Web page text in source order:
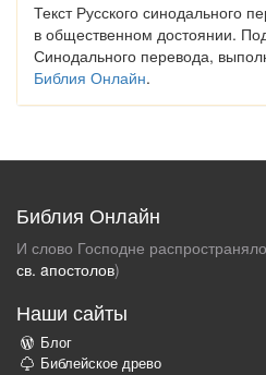
Текст Русского синодального
в общественном достоянии.
Синодального перевода,
Библия Онлайн.
Библия Онлайн
И слово Господне
св. aпостолов)
Наши сайты
Блог
Библейское древо